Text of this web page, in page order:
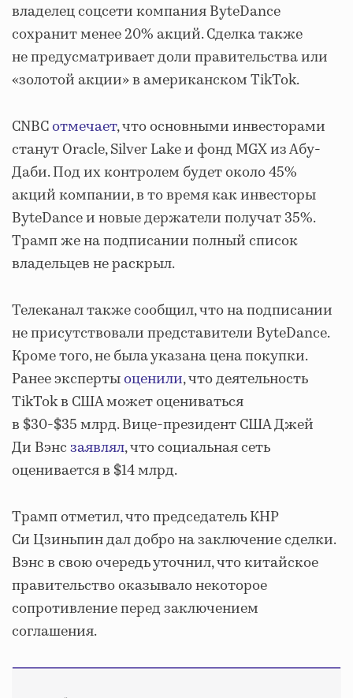
владелец соцсети компания ByteDance
сохранит менее 20% акций. Сделка также
не предусматривает доли правительства или
«золотой акции» в американском TikTok.
CNBCотмечает, что основными инвесторами
станут Oracle, Silver Lake и фонд MGX из Абу-
Даби. Под их контролем будет около 45%
акций компании, в то время как инвесторы
ByteDance и новые держатели получат 35%.
Трамп же на подписании полный список
владельцев не раскрыл.
Телеканал также сообщил, что на подписании
не присутствовали представители ByteDance.
Кроме того, не была указана цена покупки.
Ранее экспертыоценили, что деятельность
TikTok в США может оцениваться
в $30-$35 млрд. Вице-президент США Джей
Ди Вэнсзаявлял, что социальная сеть
оценивается в $14 млрд.
Трамп отметил, что председатель КНР
Си Цзиньпин дал добро на заключение сделки.
Вэнс в свою очередь уточнил, что китайское
правительство оказывало некоторое
сопротивление перед заключением
соглашения.